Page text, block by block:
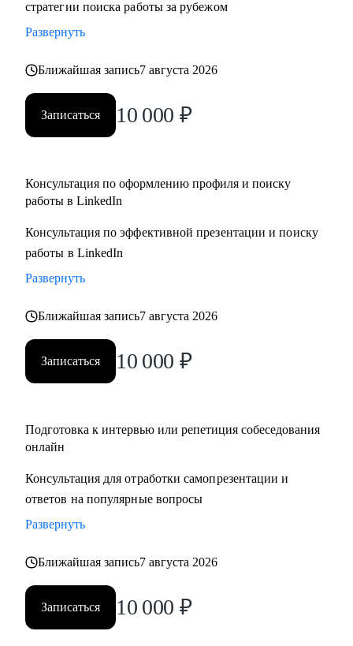
адаптация резюме под конкретную позицию, принципы
работы с джоб бордами, понимание уровня зарплат.
компанией (включая обсуждение зарплаты).
Кому могу помочь:
• Всем специалистам в сфере ИТ и маркетинга, кто хочет
• Руководителям и тем, кто хочет дорасти до
управленческих позиций
стратегии поиска работы за рубежом
Развернуть
Ближайшая запись7 августа 2026
Записаться 10 000 ₽
Консультация по оформлению профиля и поиску
работы в LinkedIn
Консультация по эффективной презентации и поиску
работы в LinkedIn
Развернуть
Ближайшая запись7 августа 2026
Записаться 10 000 ₽
Подготовка к интервью или репетиция собеседования
онлайн
Консультация для отработки самопрезентации и
ответов на популярные вопросы
Развернуть
Ближайшая запись7 августа 2026
Записаться 10 000 ₽